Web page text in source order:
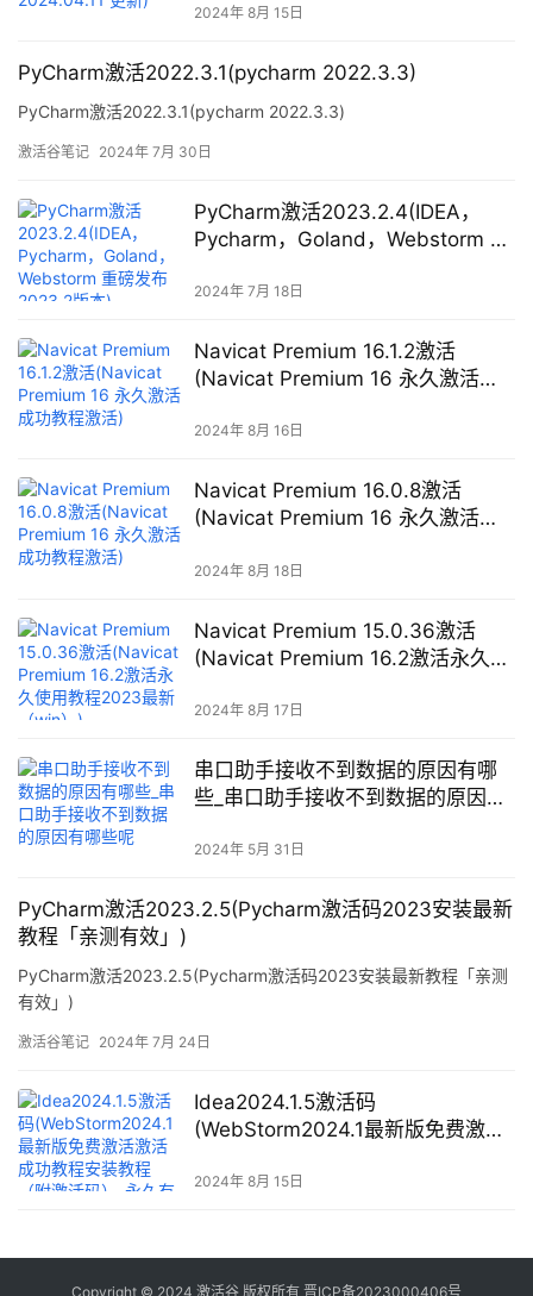
2024年 8月 15日
PyCharm激活2022.3.1(pycharm 2022.3.3)
PyCharm激活2022.3.1(pycharm 2022.3.3)
激活谷笔记 2024年 7月 30日
PyCharm激活2023.2.4(IDEA，
Pycharm，Goland，Webstorm 重
2024年 7月 18日
Navicat Premium 16.1.2激活
(Navicat Premium 16 永久激活成
2024年 8月 16日
Navicat Premium 16.0.8激活
(Navicat Premium 16 永久激活成
2024年 8月 18日
Navicat Premium 15.0.36激活
(Navicat Premium 16.2激活永久使
2024年 8月 17日
串口助手接收不到数据的原因有哪
些_串口助手接收不到数据的原因有
2024年 5月 31日
PyCharm激活2023.2.5(Pycharm激活码2023安装最新
教程「亲测有效」)
PyCharm激活2023.2.5(Pycharm激活码2023安装最新教程「亲测
有效」)
激活谷笔记 2024年 7月 24日
Idea2024.1.5激活码
(WebStorm2024.1最新版免费激活
码）-永久有效，持续更新)
2024年 8月 15日
Copyright © 2024 激活谷 版权所有 晋ICP备2023000406号